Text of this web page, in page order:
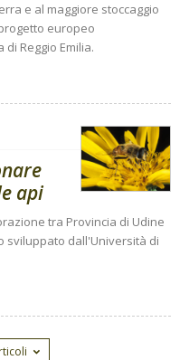
e al maggiore stoccaggio
europeo
Reggio Emilia.
api
tra Provincia di Udine
sviluppato dall'Università di